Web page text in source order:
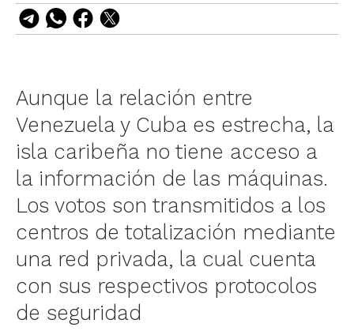
Aunque la relación entre
Venezuela y Cuba es estrecha, la
isla caribeña no tiene acceso a
la información de las máquinas.
Los votos son transmitidos a los
centros de totalización mediante
una red privada, la cual cuenta
con sus respectivos protocolos
de seguridad